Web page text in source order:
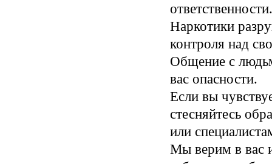
ответственности.
Наркотики
контроля над
Общение с
вас опасности.
Если вы
стесняйтесь
или
Мы верим в вас